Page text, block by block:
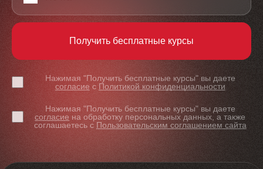
Получить бесплатные курсы
Нажимая "Получить бесплатные курсы" вы даете
согласие с Политикой конфиденциальности
Нажимая "Получить бесплатные курсы" вы даете
согласие на обработку персональных данных, а также
соглашаетесь с Пользовательским соглашением сайта